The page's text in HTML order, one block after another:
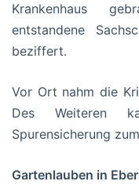
Krankenhaus
entstandene
beziffert.
Vor Ort nahm die
Des Weiteren
Spurensicherung
Gartenlauben in